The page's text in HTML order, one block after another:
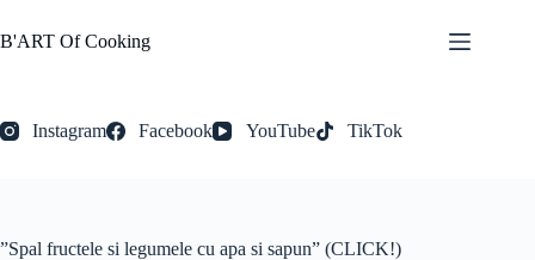
la
conținut
B'ART Of Cooking
Instagram Facebook YouTube TikTok
”Spal fructele si legumele cu apa si sapun” (CLICK!)